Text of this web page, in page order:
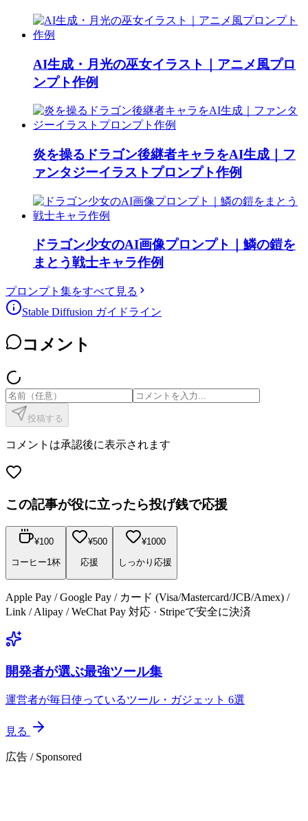
AI生成・月光の巫女イラスト｜アニメ風プロ
ンプト作例
炎を操るドラゴン後継者キャラをAI生成｜フ
ァンタジーイラストプロンプト作例
ドラゴン少女のAI画像プロンプト｜鱗の鎧を
まとう戦士キャラ作例
プロンプト集をすべて見る
Stable Diffusion ガイドライン
コメント
投稿する
コメントは承認後に表示されます
この記事が役に立ったら投げ銭で応援
¥100
コーヒー1杯
¥500
応援
¥1000
しっかり応援
Apple Pay / Google Pay / カード (Visa/Mastercard/JCB/Amex) /
Link / Alipay / WeChat Pay 対応 · Stripeで安全に決済
開発者が選ぶ最強ツール集
運営者が毎日使っているツール・ガジェット 6選
見る
広告 / Sponsored